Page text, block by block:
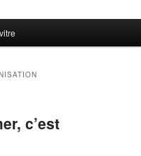
c’est